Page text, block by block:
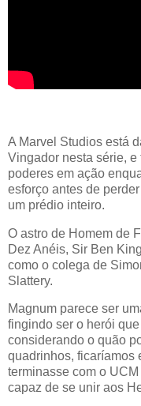
A Marvel Studios está
Vingador nesta série,
poderes em ação
esforço antes de
um prédio inteiro.
O astro de Homem de
Dez Anéis, Sir Ben
como o colega de
Slattery.
Magnum parece ser
fingindo ser o herói
considerando o quão
quadrinhos, ficaríamos
terminasse com o
capaz de se unir aos